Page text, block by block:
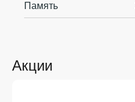
Акции
Память